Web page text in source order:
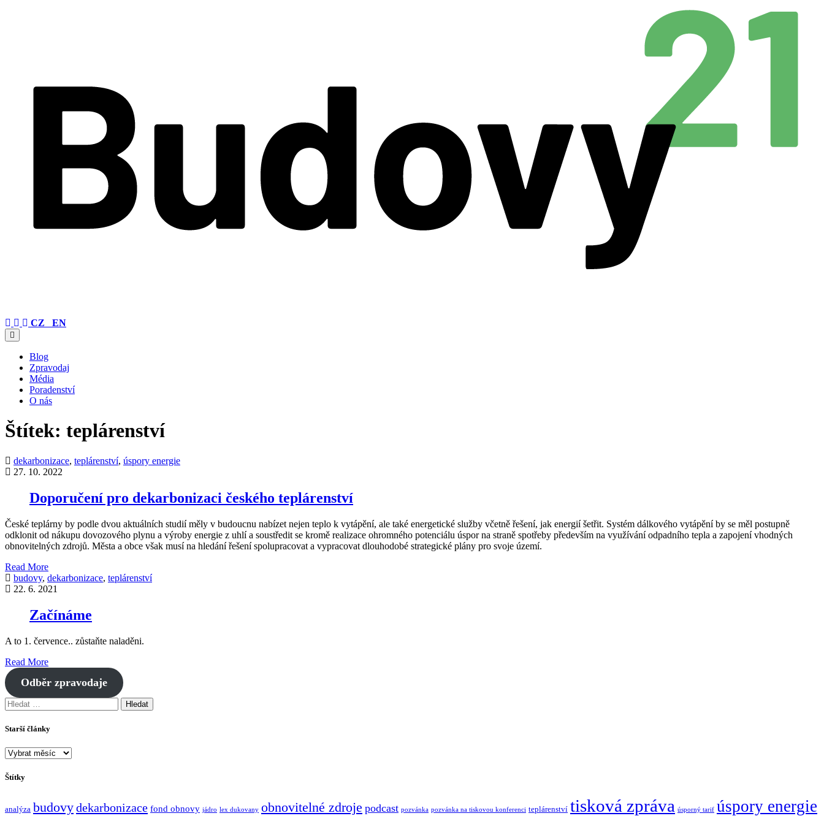
CZ EN
Blog
Zpravodaj
Média
Poradenství
O nás
Štítek: teplárenství
dekarbonizace, teplárenství, úspory energie
27. 10. 2022
Doporučení pro dekarbonizaci českého teplárenství
České teplárny by podle dvou aktuálních studií měly v budoucnu nabízet nejen teplo k vytápění, ale také energetické služby včetně řešení, jak energií šetřit. Systém dálkového vytápění by se měl postupně
odklonit od nákupu dovozového plynu a výroby energie z uhlí a soustředit se kromě realizace ohromného potenciálu úspor na straně spotřeby především na využívání odpadního tepla a zapojení vhodných
obnovitelných zdrojů. Města a obce však musí na hledání řešení spolupracovat a vypracovat dlouhodobé strategické plány pro svoje území.
Read More
budovy, dekarbonizace, teplárenství
22. 6. 2021
Začínáme
A to 1. července.. zůstaňte naladěni.
Read More
Odběr zpravodaje
Vyhledávání
Starší články
Starší
Štítky
analýza budovydekarbonizace fond obnovy jádro lex dukovany obnovitelné zdroje podcast pozvánka pozvánka na tiskovou konferenci teplárenství tisková zpráva úsporný tarif úspory energie